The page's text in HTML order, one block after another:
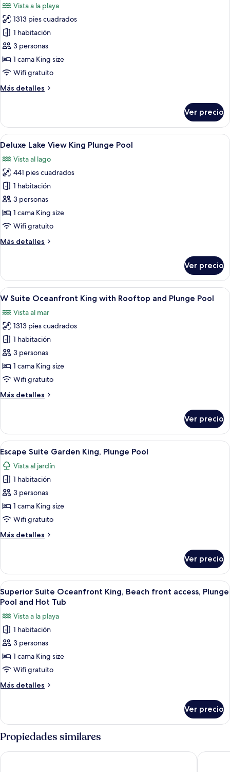
Pool
fotos
de
Supreme
Suite
Oceanfront
King
front
Pool
and
Tub
Vista a la playa
1313 pies cuadrados
1 habitación
3 personas
1 cama King size
Wifi gratuito
Más detalles
Más
Suite
Oceanfront
King
front
access,
Plunge
Pool
and
Hot
Tub
Ver precio
Abrir
todas
las
fotos
de
Deluxe
Lake
View
Plunge
Habitación de hotel con una cama,
6
Deluxe Lake View King Plunge Pool
Vista al lago
441 pies cuadrados
1 habitación
3 personas
1 cama King size
Wifi gratuito
Más detalles
Más
Lake
View
King
Pool
Ver precio
Abrir
todas
las
fotos
de
W
Suite
Oceanfront
with
Plunge
Pool
Una habitación de hotel con una
9
W Suite Oceanfront King with Rooftop and Plunge Pool
Vista al mar
1313 pies cuadrados
1 habitación
3 personas
1 cama King size
Wifi gratuito
Más detalles
Más
Suite
Oceanfront
King
Rooftop
and
Pool
Ver precio
Abrir
todas
las
fotos
de
Escape
Suite
King,
Un dormitorio con cama, una silla
10
Escape Suite Garden King, Plunge Pool
Vista al jardín
1 habitación
3 personas
1 cama King size
Wifi gratuito
Más detalles
Más
Suite
Garden
King,
Plunge
Ver precio
Abrir
todas
fotos
de
Superior
Suite
Oceanfront
King,
Beach
access,
Plunge
Pool
and
Un dormitorio amplio con una cama
7
Superior Suite Oceanfront King, Beach front access, Plunge
Pool and Hot Tub
Vista a la playa
1 habitación
3 personas
1 cama King size
Wifi gratuito
Más detalles
Más
Suite
Oceanfront
King,
front
Ver precio
Propiedades similares
Dreams Bahia Mita Surf & Spa - All Inclusive Conrad